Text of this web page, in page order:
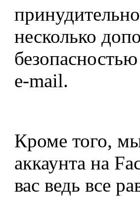
несколько
e-mail.
Кроме того,
аккаунта на
вас ведь все